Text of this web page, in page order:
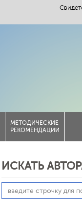
МЕТОДИЧЕСКИЕ
РЕКОМЕНДАЦИИ
ИСКАТЬ